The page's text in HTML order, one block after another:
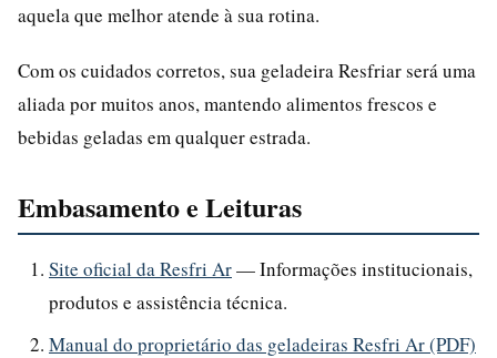
aquela que melhor atende à sua rotina.
Com os cuidados corretos, sua geladeira Resfriar será uma
aliada por muitos anos, mantendo alimentos frescos e
bebidas geladas em qualquer estrada.
Embasamento e Leituras
Site oficial da Resfri Ar— Informações institucionais,
produtos e assistência técnica.
Manual do proprietário das geladeiras Resfri Ar (PDF)